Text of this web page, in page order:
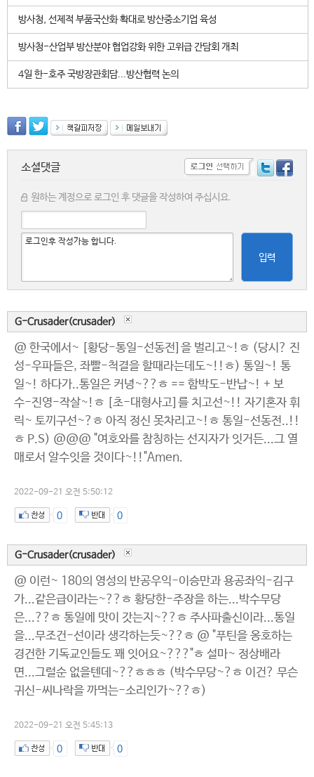
방사청, 선제적 부품국산화 확대로 방산중소기업 육성
방사청-산업부 방산분야 협업강화 위한 고위급 간담회 개최
4일 한-호주 국방장관회담...방산협력 논의
소셜댓글
원하는 계정으로 로그인 후 댓글을 작성하여 주십시요.
입력
G-Crusader(crusader)
@ 한국에서~ [황당-통일-선동전]을 벌리고~!ㅎ (당시? 진
성-우파들은, 좌빨-척결을 할때라는데도~!!ㅎ) 통일~! 통
일~! 하다가..통일은 커녕~??ㅎ == 함박도-반납~! + 보
수-진영-작살~!ㅎ [초-대형사고]를 치고선~!! 자기혼자 휘
릭~ 토끼구선~?ㅎ 아직 정신 못차리고~!ㅎ 통일-선동전..!!
ㅎ P.S) @@@ "여호와를 참칭하는 선지자가 잇거든...그 열
매로서 알수잇을 것이다~!!"Amen.
2022-09-21 오전 5:50:12
0 0
G-Crusader(crusader)
@ 이런~ 180의 영성의 반공우익-이승만과 용공좌익-김구
가...같은급이라는~??ㅎ 황당한-주장을 하는...박수무당
은...??ㅎ 통일에 맛이 갓는지~??ㅎ 주사파출신이라...통일
을...무조건-선이라 생각하는듯~??ㅎ @ "푸틴을 옹호하는
경건한 기독교인들도 꽤 잇어요~???"ㅎ 설마~ 정상배라
면...그럴순 없을텐데~??ㅎㅎㅎ (박수무당~?ㅎ 이건? 무슨
귀신-씨나락을 까먹는-소리인가~??ㅎ)
2022-09-21 오전 5:45:13
0 0